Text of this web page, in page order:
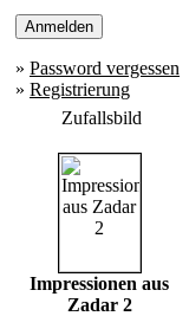
» Password vergessen
» Registrierung
Zufallsbild
Impressionen aus
Zadar 2